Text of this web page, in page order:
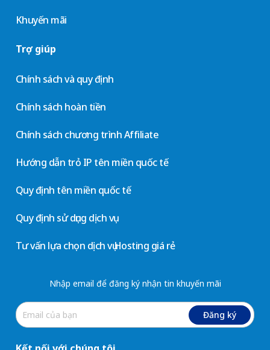
Khuyến mãi
Trợ giúp
Chính sách và quy định
Chính sách hoàn tiền
Chính sách chương trình Affiliate
Hướng dẫn trỏ IP tên miền quốc tế
Quy định tên miền quốc tế
Quy định sử dụng dịch vụ
Tư vấn lựa chọn dịch vụ Hosting giá rẻ
Nhập email để đăng ký nhận tin khuyến mãi
Đăng ký